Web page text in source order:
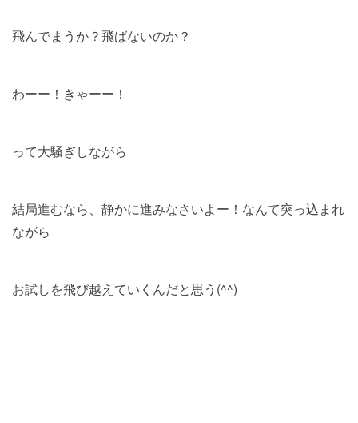
飛んでまうか？飛ばないのか？
わーー！きゃーー！
って大騒ぎしながら
結局進むなら、静かに進みなさいよー！なんて突っ込まれ
ながら
お試しを飛び越えていくんだと思う(^^)